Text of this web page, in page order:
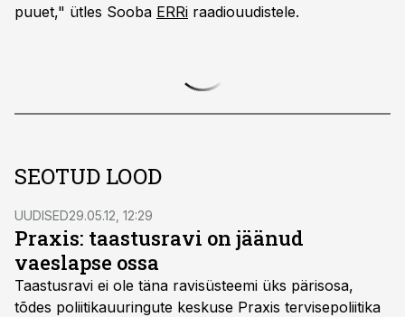
puuet," ütles Sooba ERRi raadiouudistele.
SEOTUD LOOD
UUDISED29.05.12, 12:29
Praxis: taastusravi on jäänud
vaeslapse ossa
Taastusravi ei ole täna ravisüsteemi üks pärisosa,
tõdes poliitikauuringute keskuse Praxis tervisepoliitika